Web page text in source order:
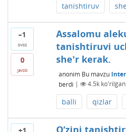
tanishtiruv
–1
ovoz
0
javob
Assalomu
tanishtiruvi
she'r kerak.
anonim Bu mavzu
berdi | 4.5kko'rilgan
balli qizlar
+1 O‘zini